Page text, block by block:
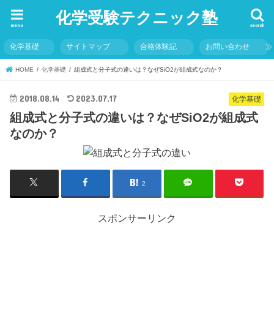
化学受験テクニック塾 search
menu
化学基礎 サイトマップ 合格体験記 お問い合わせ
HOME 化学基礎 組成式と分子式の違いは？なぜSiO2が組成式なのか？
化学基礎
2018.08.14 2023.07.17
組成式と分子式の違いは？なぜSiO2が組成式
なのか？
2
スポンサーリンク